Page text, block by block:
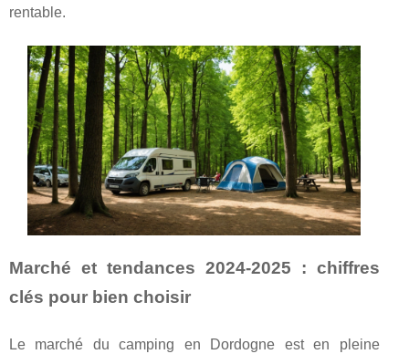
rentable.
Marché et tendances 2024-2025 : chiffres
clés pour bien choisir
Le marché du camping en Dordogne est en pleine